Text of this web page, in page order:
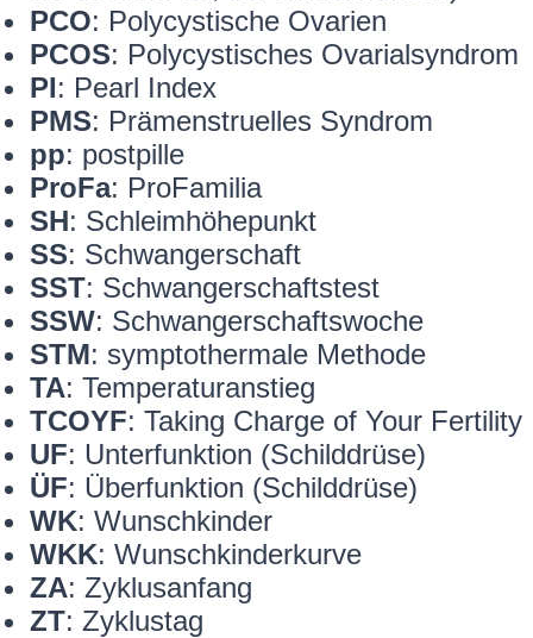
PCO: Polycystische Ovarien
PCOS: Polycystisches Ovarialsyndrom
PI: Pearl Index
PMS: Prämenstruelles Syndrom
pp: postpille
ProFa: ProFamilia
SH: Schleimhöhepunkt
SS: Schwangerschaft
SST: Schwangerschaftstest
SSW: Schwangerschaftswoche
STM: symptothermale Methode
TA: Temperaturanstieg
TCOYF: Taking Charge of Your Fertility
UF: Unterfunktion (Schilddrüse)
ÜF: Überfunktion (Schilddrüse)
WK: Wunschkinder
WKK: Wunschkinderkurve
ZA: Zyklusanfang
ZT: Zyklustag